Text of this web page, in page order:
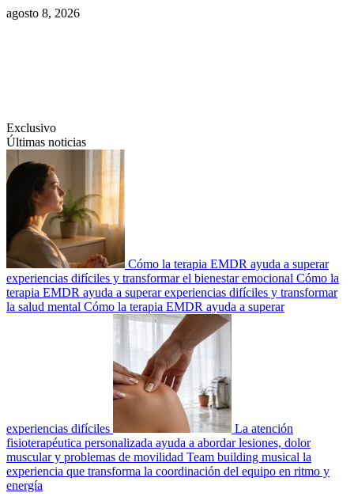
Saltar
agosto 8, 2026
Exclusivo
Últimas noticias
Cómo la terapia EMDR ayuda a superar
experiencias difíciles y transformar el bienestar emocional Cómo la
terapia EMDR ayuda a superar experiencias difíciles y transformar
la salud mental Cómo la terapia EMDR ayuda a superar
experiencias difíciles
La atención
fisioterapéutica personalizada ayuda a abordar lesiones, dolor
muscular y problemas de movilidad Team building musical la
experiencia que transforma la coordinación del equipo en ritmo y
energía